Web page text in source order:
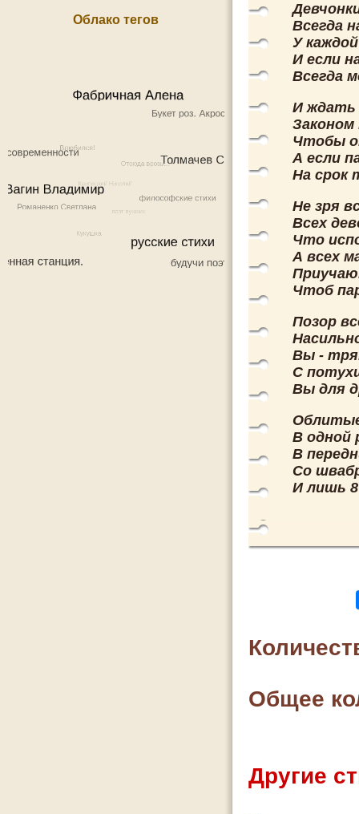
Облако тегов
Всегда
У
И если
Всегда
И ждать
Законом
Чтобы
А если
На срок
Не зря
Всех
Что
А всех
Чтоб
Позор
Вы -
С
Вы для
В одной
В
Со
И лишь
Общее
Другие